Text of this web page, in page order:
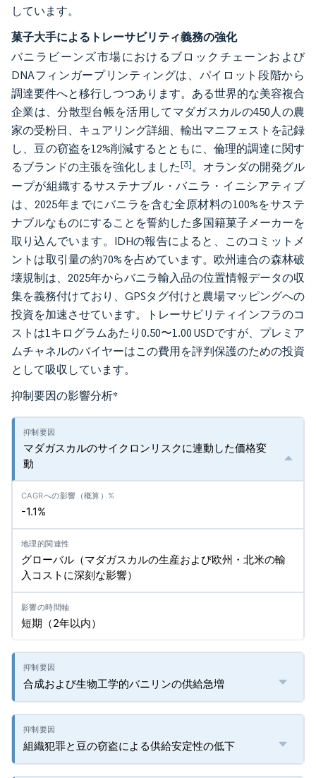
しています。
菓子大手によるトレーサビリティ義務の強化
バニラビーンズ市場におけるブロックチェーンおよび
DNAフィンガープリンティングは、パイロット段階から
調達要件へと移行しつつあります。ある世界的な美容複合
企業は、分散型台帳を活用してマダガスカルの450人の農
家の受粉日、キュアリング詳細、輸出マニフェストを記録
し、豆の窃盗を12%削減するとともに、倫理的調達に関す
るブランドの主張を強化しました[3]。オランダの開発グル
ープが組織するサステナブル・バニラ・イニシアティブ
は、2025年までにバニラを含む全原材料の100%をサステ
ナブルなものにすることを誓約した多国籍菓子メーカーを
取り込んでいます。IDHの報告によると、このコミットメ
ントは取引量の約70%を占めています。欧州連合の森林破
壊規制は、2025年からバニラ輸入品の位置情報データの収
集を義務付けており、GPSタグ付けと農場マッピングへの
投資を加速させています。トレーサビリティインフラのコ
ストは1キログラムあたり0.50〜1.00 USDですが、プレミア
ムチャネルのバイヤーはこの費用を評判保護のための投資
として吸収しています。
抑制要因の影響分析*
マダガスカルのサイクロンリスクに連動した価格変
動
-1.1%
グローバル（マダガスカルの生産および欧州・北米の輸
入コストに深刻な影響）
短期（2年以内）
合成および生物工学的バニリンの供給急増
組織犯罪と豆の窃盗による供給安定性の低下